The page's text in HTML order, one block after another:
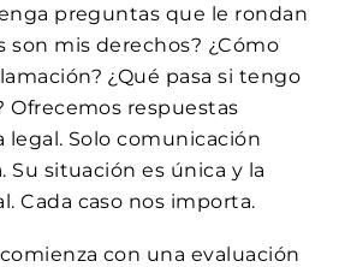
preguntas que le rondan
son mis derechos? ¿Cómo
¿Qué pasa si tengo
Ofrecemos respuestas
legal. Solo comunicación
Su situación es única y la
Cada caso nos importa.
con una evaluación